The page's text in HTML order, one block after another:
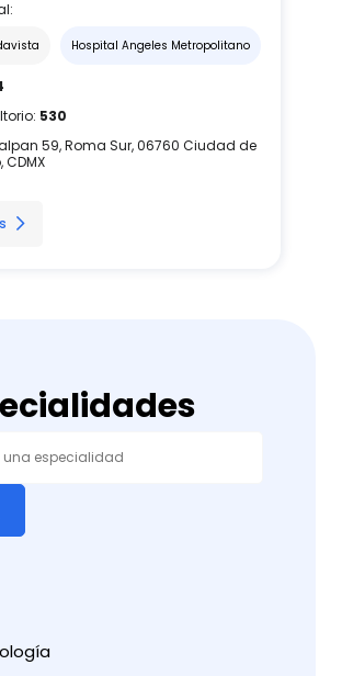
Hospital Angeles Metropolitano
530
59, Roma Sur, 06760 Ciudad de
CDMX